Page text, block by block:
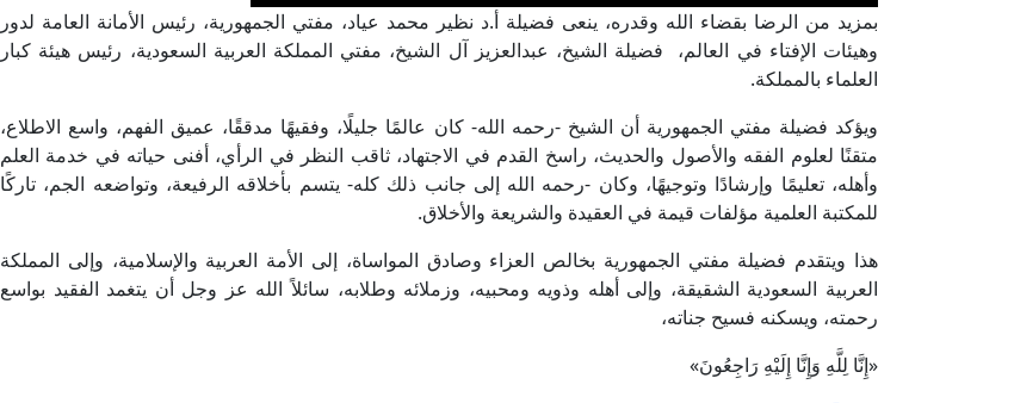
بمزيد من الرضا بقضاء الله وقدره، ينعى فضيلة أ.د نظير محمد عياد، مفتي الجمهورية، رئيس الأمانة العامة لدور
وهيئات الإفتاء في العالم، فضيلة الشيخ، عبدالعزيز آل الشيخ، مفتي المملكة العربية السعودية، رئيس هيئة كبار
العلماء بالمملكة.
ويؤكد فضيلة مفتي الجمهورية أن الشيخ -رحمه الله- كان عالمًا جليلًا، وفقيهًا مدققًا، عميق الفهم، واسع الاطلاع،
متقنًا لعلوم الفقه والأصول والحديث، راسخ القدم في الاجتهاد، ثاقب النظر في الرأي، أفنى حياته في خدمة العلم
وأهله، تعليمًا وإرشادًا وتوجيهًا، وكان -رحمه الله إلى جانب ذلك كله- يتسم بأخلاقه الرفيعة، وتواضعه الجم، تاركًا
للمكتبة العلمية مؤلفات قيمة في العقيدة والشريعة والأخلاق.
هذا ويتقدم فضيلة مفتي الجمهورية بخالص العزاء وصادق المواساة، إلى الأمة العربية والإسلامية، وإلى المملكة
العربية السعودية الشقيقة، وإلى أهله وذويه ومحبيه، وزملائه وطلابه، سائلاً الله عز وجل أن يتغمد الفقيد بواسع
رحمته، ويسكنه فسيح جناته،
«إِنَّا لِلَّهِ وَإِنَّا إِلَيْهِ رَاجِعُونَ»